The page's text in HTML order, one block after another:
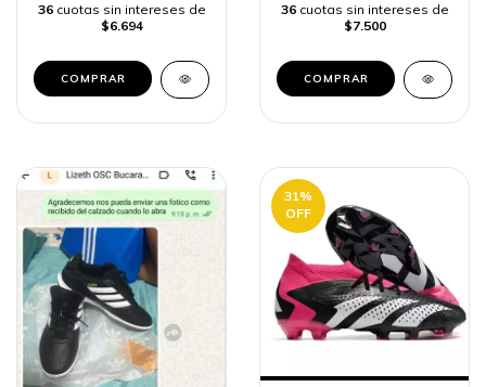
36 cuotas sin intereses de
$6.694
COMPRAR
36 cuotas sin intereses de
$7.500
COMPRAR
31%
OFF